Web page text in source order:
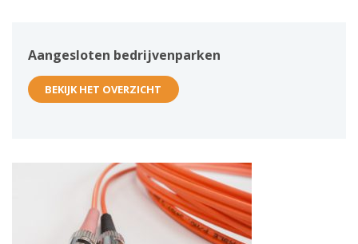
Aangesloten bedrijvenparken
BEKIJK HET OVERZICHT